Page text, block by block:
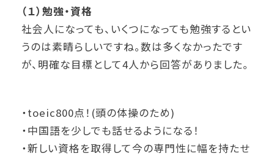
（１）勉強・資格
社会人になっても、いくつになっても勉強するとい
うのは素晴らしいですね。数は多くなかったです
が、明確な目標として4人から回答がありました。
・toeic800点！(頭の体操のため)
・中国語を少しでも話せるようになる！
・新しい資格を取得して今の専門性に幅を持たせ